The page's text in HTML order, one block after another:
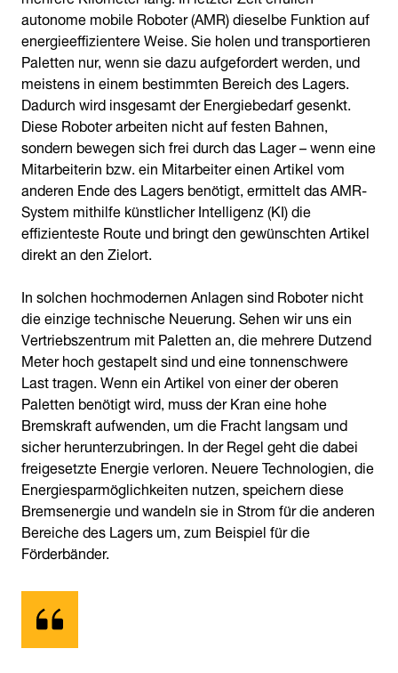
autonome mobile Roboter (AMR) dieselbe Funktion auf
energieeffizientere Weise. Sie holen und transportieren
Paletten nur, wenn sie dazu aufgefordert werden, und
meistens in einem bestimmten Bereich des Lagers.
Dadurch wird insgesamt der Energiebedarf gesenkt.
Diese Roboter arbeiten nicht auf festen Bahnen,
sondern bewegen sich frei durch das Lager – wenn eine
Mitarbeiterin bzw. ein Mitarbeiter einen Artikel vom
anderen Ende des Lagers benötigt, ermittelt das AMR-
System mithilfe künstlicher Intelligenz (KI) die
effizienteste Route und bringt den gewünschten Artikel
direkt an den Zielort.
In solchen hochmodernen Anlagen sind Roboter nicht
die einzige technische Neuerung. Sehen wir uns ein
Vertriebszentrum mit Paletten an, die mehrere Dutzend
Meter hoch gestapelt sind und eine tonnenschwere
Last tragen. Wenn ein Artikel von einer der oberen
Paletten benötigt wird, muss der Kran eine hohe
Bremskraft aufwenden, um die Fracht langsam und
sicher herunterzubringen. In der Regel geht die dabei
freigesetzte Energie verloren. Neuere Technologien, die
Energiesparmöglichkeiten nutzen, speichern diese
Bremsenergie und wandeln sie in Strom für die anderen
Bereiche des Lagers um, zum Beispiel für die
Förderbänder.